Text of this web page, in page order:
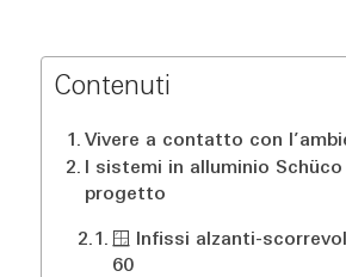
Contenuti
Vivere a contatto con
I sistemi in alluminio
progetto
🪟 Infissi alzanti-
60